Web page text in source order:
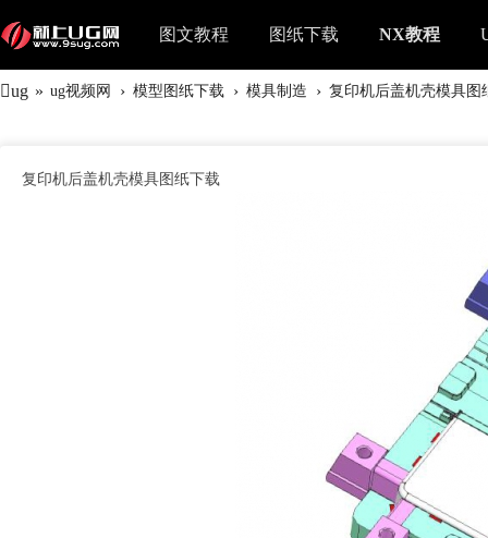
图文教程 图纸下载 NX教程
ug » ug视频网 › 模型图纸下载 › 模具制造 › 复印机后盖机壳模具图
复印机后盖机壳模具图纸下载